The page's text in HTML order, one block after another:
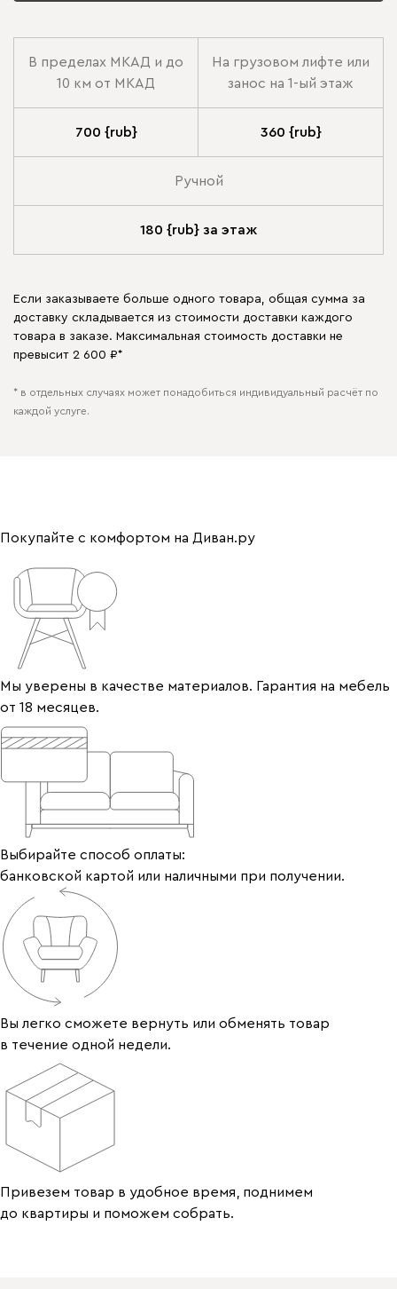
В пределах МКАД и до
10 км от МКАД
На грузовом лифте или
занос на 1-ый этаж
700 {rub} 360 {rub}
Ручной
180 {rub} за этаж
Если заказываете больше одного товара, общая сумма за
доставку складывается из стоимости доставки каждого
товара в заказе. Максимальная стоимость доставки не
превысит 2 600 ₽*
* в отдельных случаях может понадобиться индивидуальный расчёт по
каждой услуге.
Покупайте с комфортом на Диван.ру
Мы уверены в качестве материалов. Гарантия на мебель
от 18 месяцев.
Выбирайте способ оплаты:
банковской картой или наличными при получении.
Вы легко сможете вернуть или обменять товар
в течение одной недели.
Привезем товар в удобное время, поднимем
до квартиры и поможем собрать.